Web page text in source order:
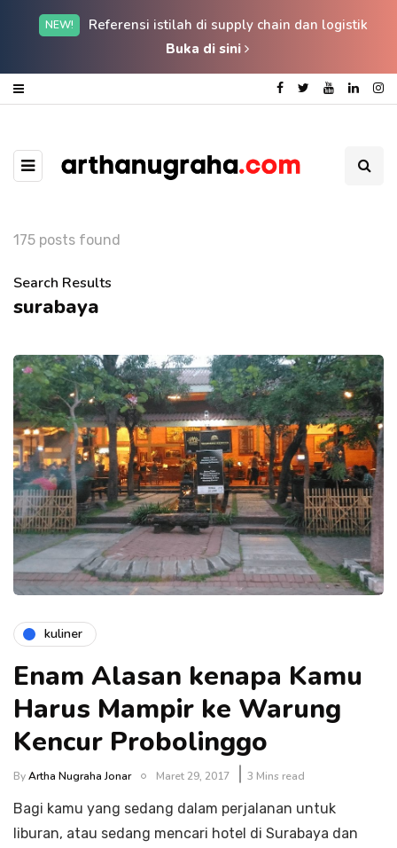
NEW!
Referensi istilah di supply chain dan logistik
Buka di sini
175 posts found
Search Results
surabaya
kuliner
Enam Alasan kenapa Kamu
Harus Mampir ke Warung
Kencur Probolinggo
ByArtha Nugraha Jonar Maret 29, 2017 3 Mins read
Bagi kamu yang sedang dalam perjalanan untuk
liburan, atau sedang mencari hotel di Surabaya dan